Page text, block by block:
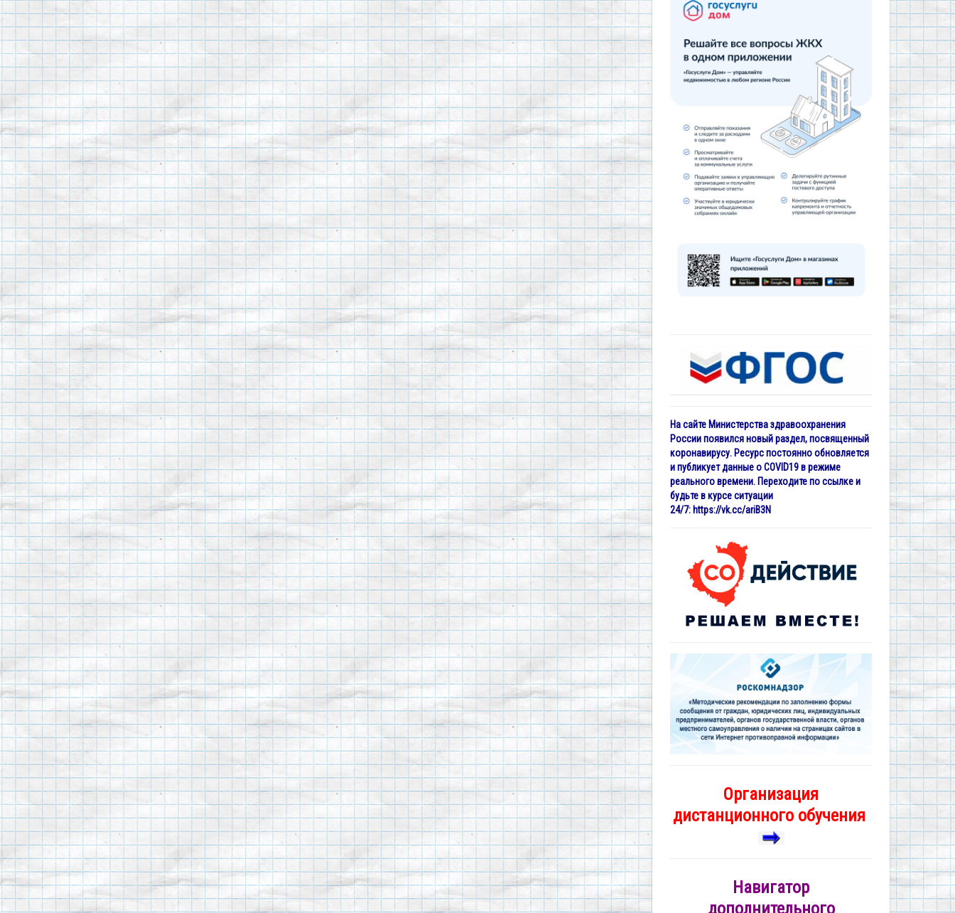
На сайте Министерства здравоохранения
России появился новый раздел, посвященный
коронавирусу. Ресурс постоянно обновляется
и публикует данные о COVID19 в режиме
реального времени. Переходите по ссылке и
будьте в курсе ситуации
24/7: https://vk.cc/ariB3N
Организация
дистанционного обучения
Навигатор
дополнительного